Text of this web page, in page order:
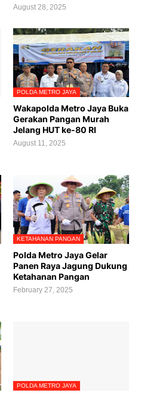
August 28, 2025
POLDA METRO JAYA
Wakapolda Metro Jaya Buka
Gerakan Pangan Murah
Jelang HUT ke-80 RI
August 11, 2025
KETAHANAN PANGAN
Polda Metro Jaya Gelar
Panen Raya Jagung Dukung
Ketahanan Pangan
February 27, 2025
POLDA METRO JAYA